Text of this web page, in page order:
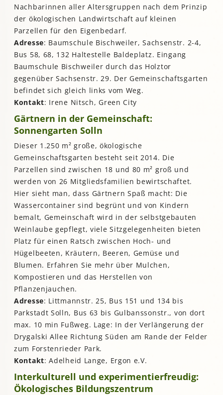
Nachbarinnen aller Altersgruppen nach dem Prinzip
der ökologischen Landwirtschaft auf kleinen
Parzellen für den Eigenbedarf.
Adresse: Baumschule Bischweiler, Sachsenstr. 2-4,
Bus 58, 68, 132 Haltestelle Baldeplatz. Eingang
Baumschule Bischweiler durch das Holztor
gegenüber Sachsenstr. 29. Der Gemeinschaftsgarten
befindet sich gleich links vom Weg.
Kontakt: Irene Nitsch, Green City
Gärtnern in der Gemeinschaft:
Sonnengarten Solln
Dieser 1.250 m² große, ökologische
Gemeinschaftsgarten besteht seit 2014. Die
Parzellen sind zwischen 18 und 80 m² groß und
werden von 26 Mitgliedsfamilien bewirtschaftet.
Hier sieht man, dass Gärtnern Spaß macht: Die
Wassercontainer sind begrünt und von Kindern
bemalt, Gemeinschaft wird in der selbstgebauten
Weinlaube gepflegt, viele Sitzgelegenheiten bieten
Platz für einen Ratsch zwischen Hoch- und
Hügelbeeten, Kräutern, Beeren, Gemüse und
Blumen. Erfahren Sie mehr über Mulchen,
Kompostieren und das Herstellen von
Pflanzenjauchen.
Adresse: Littmannstr. 25, Bus 151 und 134 bis
Parkstadt Solln, Bus 63 bis Gulbanssonstr., von dort
max. 10 min Fußweg. Lage: In der Verlängerung der
Drygalski Allee Richtung Süden am Rande der Felder
zum Forstenrieder Park.
Kontakt: Adelheid Lange, Ergon e.V.
Interkulturell und experimentierfreudig:
Ökologisches Bildungszentrum